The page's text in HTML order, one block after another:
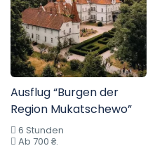
Ausflug “Burgen der
Region Mukatschewo”
6 Stunden
Ab 700 ₴.